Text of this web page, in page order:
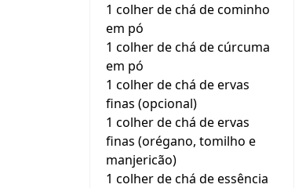
1 colher de chá de cominho
em pó
1 colher de chá de cúrcuma
em pó
1 colher de chá de ervas
finas (opcional)
1 colher de chá de ervas
finas (orégano, tomilho e
manjericão)
1 colher de chá de essência